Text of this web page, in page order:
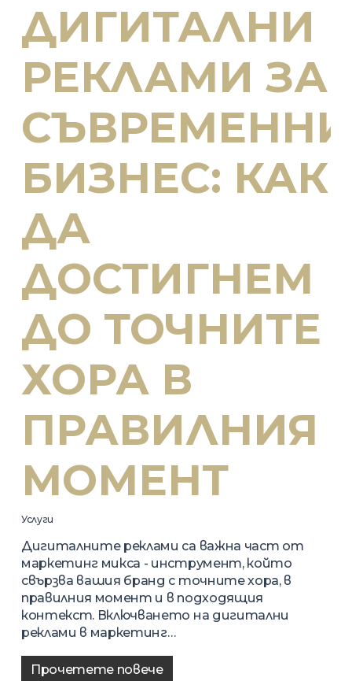
ДИГИТАЛНИ
РЕКЛАМИ ЗА
БИЗНЕС: КАК
ДА
ДОСТИГНЕМ
ДО ТОЧНИТЕ
ХОРА В
ПРАВИЛНИЯ
МОМЕНТ
Услуги
Дигиталните реклами са важна част от
маркетинг микса - инструмент, който
свързва вашия бранд с точните хора, в
правилния момент и в подходящия
контекст. Включването на дигитални
реклами в маркетинг…
Прочетете повече